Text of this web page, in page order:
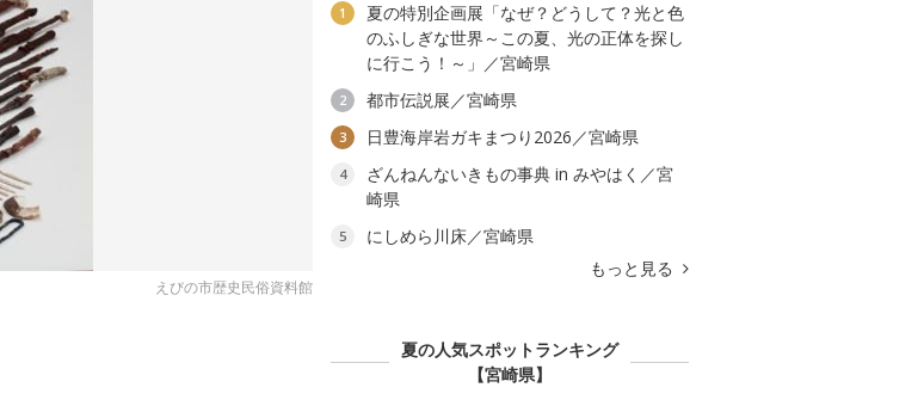
えびの市歴史民俗資料館
1
夏の特別企画展「なぜ？どうして？光と色
のふしぎな世界～この夏、光の正体を探し
に行こう！～」／宮崎県
2 都市伝説展／宮崎県
3 日豊海岸岩ガキまつり2026／宮崎県
4
ざんねんないきもの事典 in みやはく／宮
崎県
5
にしめら川床／宮崎県
もっと見る
夏の人気スポットランキング
【宮崎県】